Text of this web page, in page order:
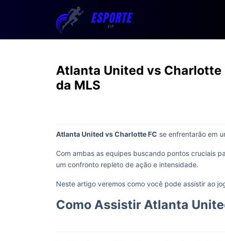
Atlanta United vs Charlotte
da MLS
Atlanta United vs Charlotte FC se enfrentarão em
Com ambas as equipes buscando pontos cruciais
um confronto repleto de ação e intensidade.
Neste artigo veremos como você pode assistir ao
Como Assistir Atlanta